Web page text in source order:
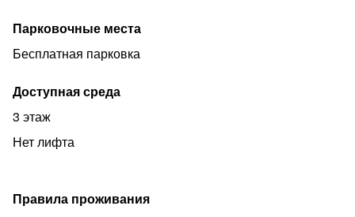
Парковочные места
Бесплатная парковка
Доступная среда
3 этаж
Нет лифта
Правила проживания